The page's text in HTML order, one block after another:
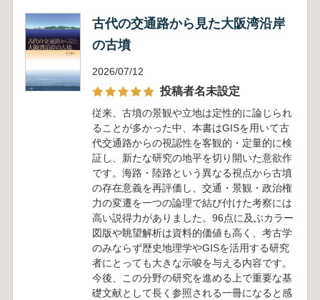
古代の交通路から見た大阪湾沿岸
の古墳
2026/07/12
投稿者名未設定
従来、古墳の景観や立地は定性的に論じられ
ることが多かった中、本書はGISを用いて古
代交通路からの視認性を客観的・定量的に検
証し、新たな研究の地平を切り開いた意欲作
です。海路・陸路という異なる視点から古墳
の存在意義を再評価し、交通・景観・政治権
力の変遷を一つの論理で結び付けた考察には
高い説得力がありました。96点に及ぶカラー
図版や眺望解析は資料的価値も高く、考古学
のみならず歴史地理学やGISを活用する研究
者にとっても大きな示唆を与える内容です。
今後、この分野の研究を進める上で重要な基
礎文献として長く参照される一冊になると感